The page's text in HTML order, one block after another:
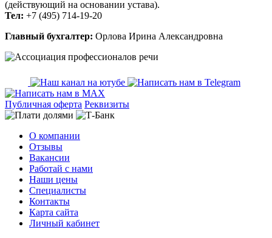
(действующий на основании устава).
Тел: +7 (495) 714-19-20
Главный бухгалтер: Орлова Ирина Александровна
Публичная оферта Реквизиты
О компании
Отзывы
Вакансии
Работай с нами
Наши цены
Специалисты
Контакты
Карта сайта
Личный кабинет